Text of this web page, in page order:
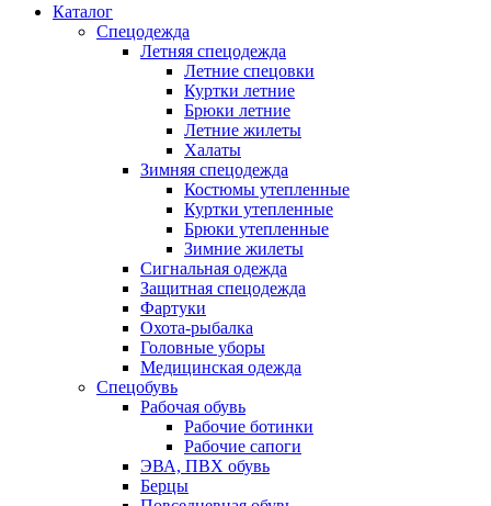
Каталог
Спецодежда
Летняя спецодежда
Летние спецовки
Куртки летние
Брюки летние
Летние жилеты
Халаты
Зимняя спецодежда
Костюмы утепленные
Куртки утепленные
Брюки утепленные
Зимние жилеты
Сигнальная одежда
Защитная спецодежда
Фартуки
Охота-рыбалка
Головные уборы
Медицинская одежда
Спецобувь
Рабочая обувь
Рабочие ботинки
Рабочие сапоги
ЭВА, ПВХ обувь
Берцы